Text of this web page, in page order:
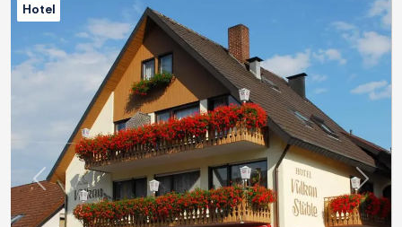
Previous Next
Hotel